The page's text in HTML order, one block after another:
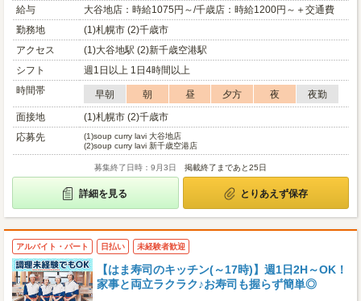
給与
大谷地店：時給1075円～/千歳店：時給1200円～＋交通費
勤務地
(1)札幌市 (2)千歳市
アクセス
(1)大谷地駅 (2)新千歳空港駅
シフト
週1日以上 1日4時間以上
時間帯
早朝 朝 昼 夕方 夜
夜勤
面接地
(1)札幌市 (2)千歳市
応募先
(1)soup curry lavi 大谷地店
(2)soup curry lavi 新千歳空港店
募集終了日時：9月3日 掲載終了まであと25日
詳細を見る とりあえず保存
アルバイト・パート 日払い 未経験者歓迎
【はま寿司のキッチン(～17時)】週1日2H～OK！
家事と両立ラクラク♪お寿司も握らず簡単◎